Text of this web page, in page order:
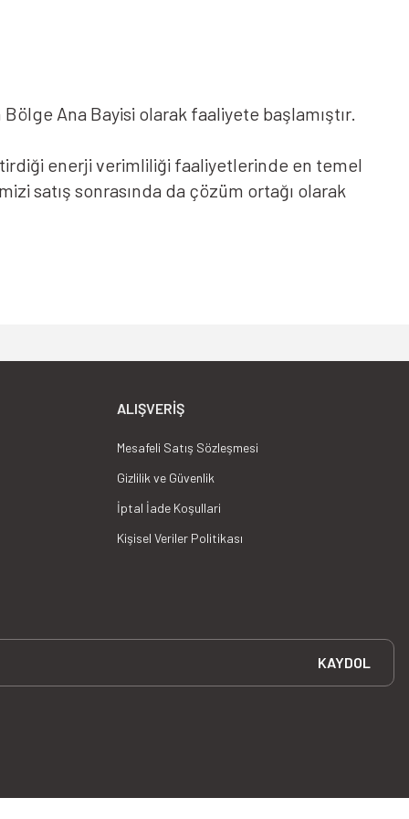
Ana Bayisi olarak faaliyete başlamıştır.
enerji verimliliği faaliyetlerinde en temel
satış sonrasında da çözüm ortağı olarak
ALIŞVERIŞ
Mesafeli Satış Sözleşmesi
Gizlilik ve Güvenlik
İptal İade Koşullari
Kişisel Veriler Politikası
KAYDOL